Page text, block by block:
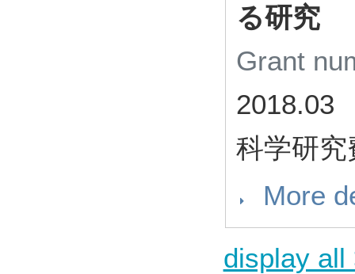
る研究
Grant
2018.03
科学研
More
display all